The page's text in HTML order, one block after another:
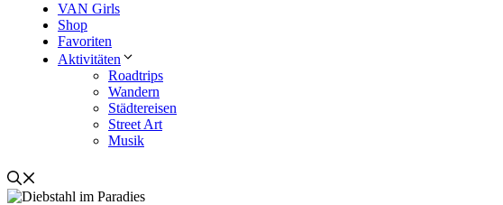
VAN Girls
Shop
Favoriten
Aktivitäten
Roadtrips
Wandern
Städtereisen
Street Art
Musik